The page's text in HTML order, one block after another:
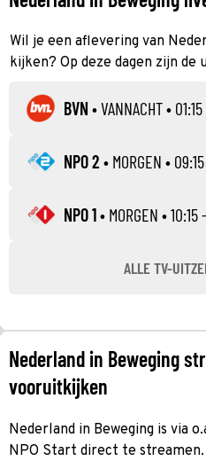
Wil je een aflevering van
kijken? Op deze dagen zijn
BVN •VANNACHT•
NPO 2 • MORGEN •
NPO 1• MORGEN • 10:15
ALLE TV-
Nederland in Beweging
vooruitkijken
Nederland in Beweging is via
NPO Start direct te